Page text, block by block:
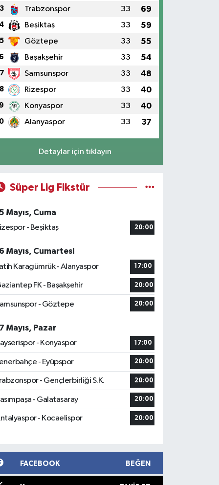
3 Trabzonspor 33 69
4 Beşiktaş 33 59
5 Göztepe 33 55
6 Başakşehir 33 54
7 Samsunspor 33 48
8 Rizespor 33 40
9 Konyaspor 33 40
Alanyaspor 33 37
Detaylar için tıklayın
Süper Lig Fikstür
Mayıs, Cuma
- Beşiktaş
20:00
Mayıs, Cumartesi
Karagümrük - Alanyaspor
17:00
FK - Başakşehir 20:00
- Göztepe 20:00
Mayıs, Pazar
- Konyaspor
17:00
- Eyüpspor 20:00
- Gençlerbirliği S.K. 20:00
- Galatasaray 20:00
- Kocaelispor 20:00
FACEBOOK BEĞEN